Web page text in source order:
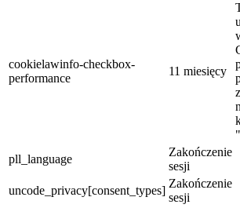
cookielawinfo-checkbox-
performance
11 miesięcy
pll_language
Zakończenie
sesji
uncode_privacy[consent_types]
Zakończenie
sesji